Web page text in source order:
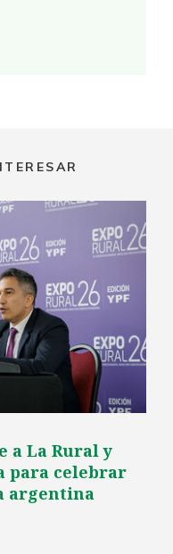
a La Rural y
para celebrar
argentina